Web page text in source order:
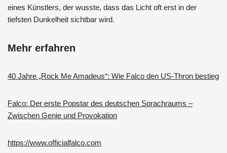
eines Künstlers, der wusste, dass das Licht oft erst in der
tiefsten Dunkelheit sichtbar wird.
Mehr erfahren
40 Jahre „Rock Me Amadeus“: Wie Falco den US-Thron bestieg
Falco: Der erste Popstar des deutschen Sprachraums –
Zwischen Genie und Provokation
https://www.officialfalco.com